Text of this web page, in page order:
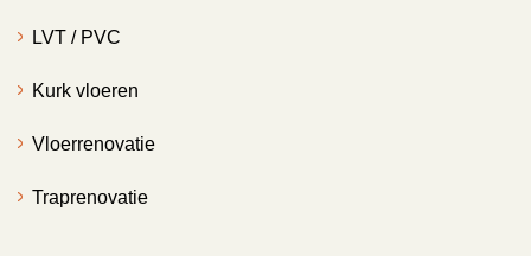
LVT / PVC
Kurk vloeren
Vloerrenovatie
Traprenovatie